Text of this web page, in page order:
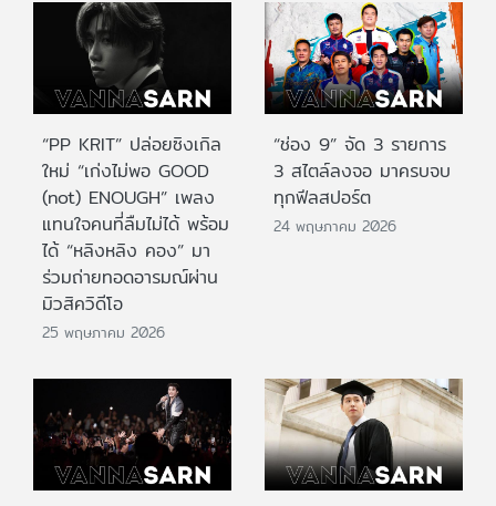
“PP KRIT” ปล่อยซิงเกิล
ใหม่ “เก่งไม่พอ GOOD
(not) ENOUGH” เพลง
แทนใจคนที่ลืมไม่ได้ พร้อม
ได้ “หลิงหลิง คอง” มา
ร่วมถ่ายทอดอารมณ์ผ่าน
มิวสิควิดีโอ
25 พฤษภาคม 2026
“ช่อง 9” จัด 3 รายการ
3 สไตล์ลงจอ มาครบจบ
ทุกฟีลสปอร์ต
24 พฤษภาคม 2026